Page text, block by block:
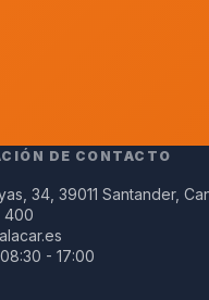
DE CONTACTO
34, 39011 Santander,
400
- 17:00